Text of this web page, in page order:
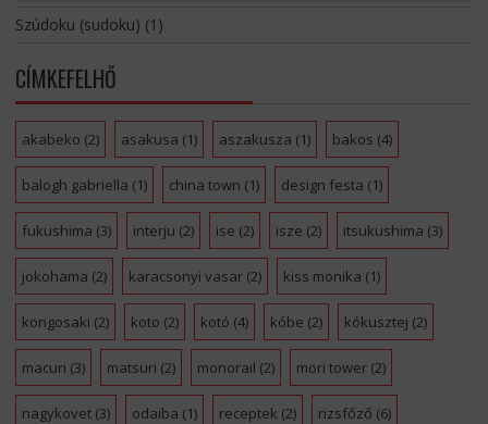
Szúdoku (sudoku) (1)
CÍMKEFELHŐ
akabeko (2) asakusa (1) aszakusza (1) bakos (4)
balogh gabriella (1) china town (1) design festa (1)
fukushima (3) interju (2) ise (2) isze (2) itsukushima (3)
jokohama (2) karacsonyi vasar(2) kiss monika (1)
kongosaki (2) koto (2) kotó (4) kóbe (2) kókusztej (2)
macuri (3) matsuri (2) monorail (2) mori tower(2)
nagykovet(3) odaiba (1) receptek (2) rizsfőző (6)